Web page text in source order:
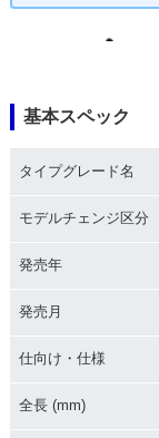
2011年 Speed Tripl
e・フルモデルチェ
2008年 Speed Tripl
ジ
基本スペック
タイプグレード名
モデルチェンジ区分
発売年
発売月
仕向け・仕様
全長 (mm)